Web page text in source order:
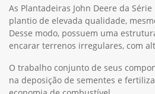
John Deere auxilia você a
alcançar resultados
As Plantadeiras John Deere da
plantio de elevada qualidade,
Desse modo, possuem uma